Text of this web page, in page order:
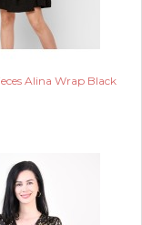
Alina Wrap Black